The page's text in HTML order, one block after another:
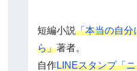
短編小説「本当の自分
ら」著者。
自作LINEスタンプ「